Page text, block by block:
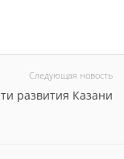
Следующая новость
развития Казани